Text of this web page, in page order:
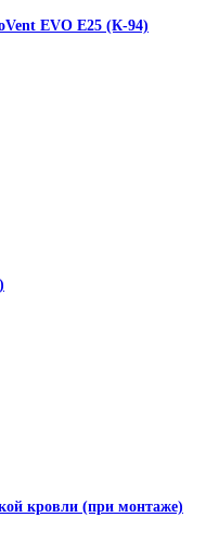
EVO Е25 (К-94)
кровли (при монтаже)